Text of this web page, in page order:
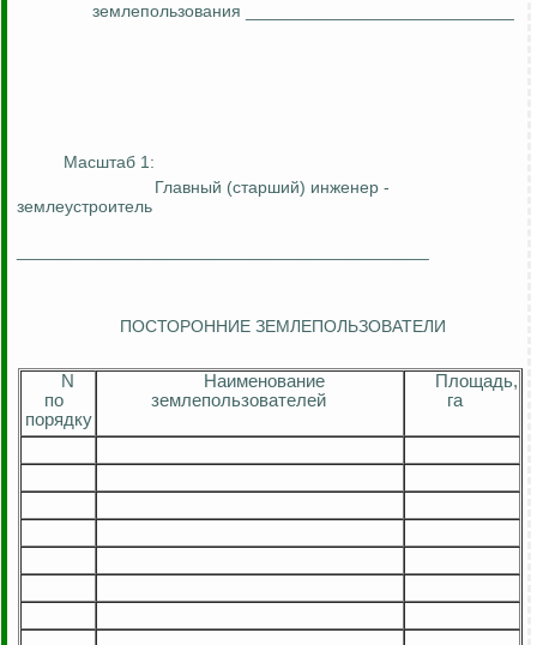
землепользования ____________________________
Масштаб 1:
Главный (старший) инженер -
землеустроитель
ПОСТОРОННИЕ ЗЕМЛЕПОЛЬЗОВАТЕЛИ
N
по
порядку
Наименование
землепользователей
Площадь,
га